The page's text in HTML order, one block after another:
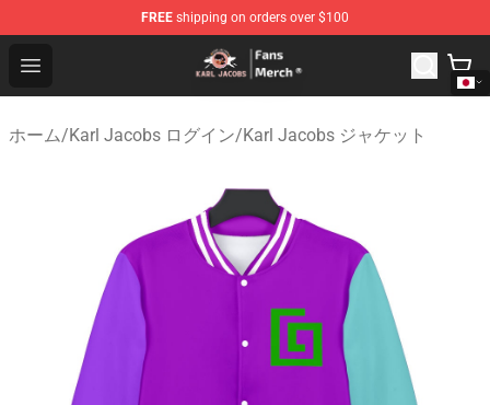
FREE shipping on orders over $100
Open menu
Karl Jacobs Store - Official Karl Jacobs Merchandise
ホーム/Karl Jacobs ログイン/Karl Jacobs ジャケット